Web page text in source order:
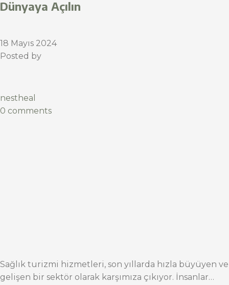
Dünyaya Açılın
18 Mayıs 2024
Posted by
nestheal
0 comments
Sağlık turizmi hizmetleri, son yıllarda hızla büyüyen ve
gelişen bir sektör olarak karşımıza çıkıyor. İnsanlar…